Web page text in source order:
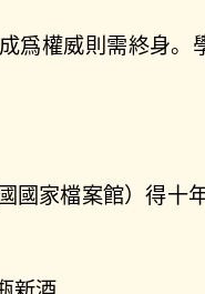
爲權威則需終身
國家檔案館）得十
新酒